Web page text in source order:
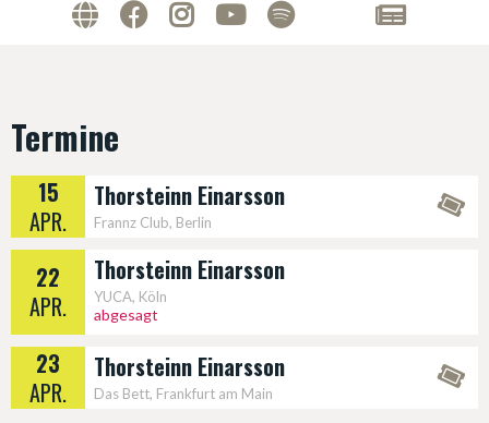
Termine
15
APR.
Thorsteinn Einarsson
Frannz Club, Berlin
22
APR.
Thorsteinn Einarsson
YUCA, Köln
abgesagt
23
APR.
Thorsteinn Einarsson
Das Bett, Frankfurt am Main